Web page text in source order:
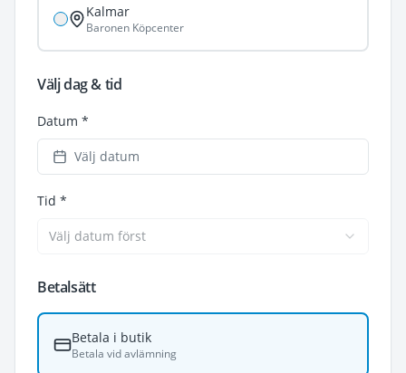
Kalmar
Baronen Köpcenter
Välj dag & tid
Datum *
Välj datum
Tid *
Välj datum först
Betalsätt
Betala i butik
Betala vid avlämning